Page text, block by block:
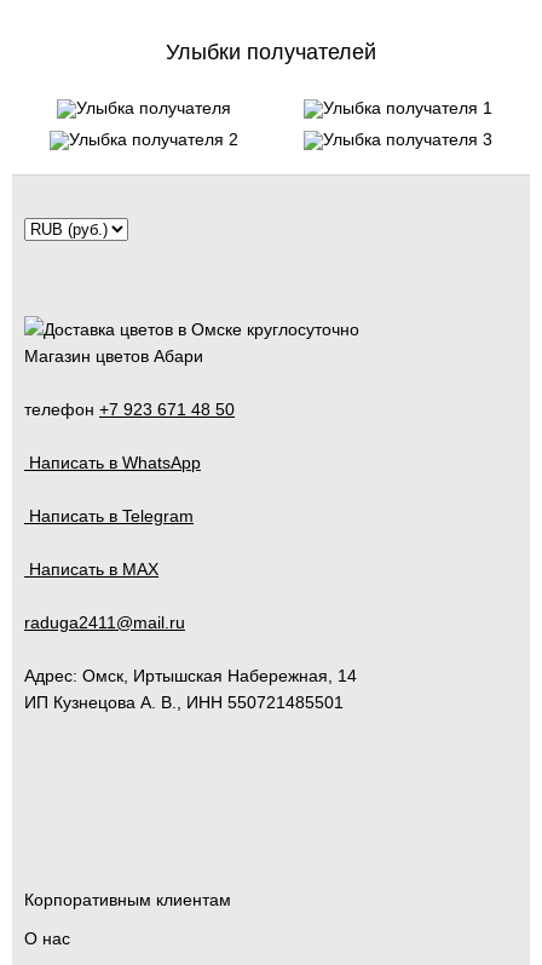
Улыбки получателей
Магазин цветов Абари
телефон +7 923 671 48 50
Написать в WhatsApp
Написать в Telegram
Написать в MAX
raduga2411@mail.ru
Адрес: Омск Иртышская Набережная, 14
ИП Кузнецова А. В., ИНН 550721485501
Корпоративным клиентам
О нас